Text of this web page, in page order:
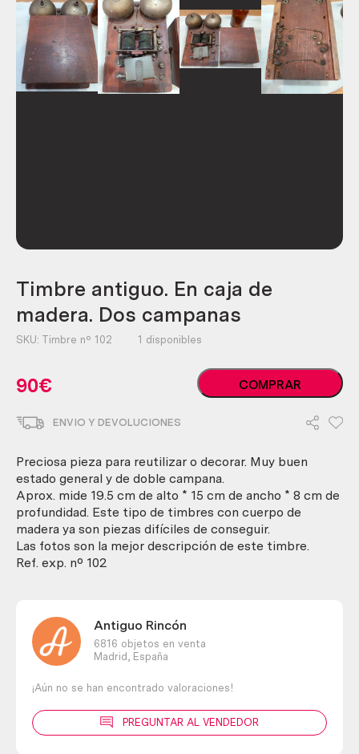
Timbre antiguo. En caja de
madera. Dos campanas
SKU: Timbre nº 102 1 disponibles
90€
Timbre
antiguo.
madera.
Dos
campanas
cantidad
COMPRAR
ENVIO Y DEVOLUCIONES
Preciosa pieza para reutilizar o decorar. Muy buen
estado general y de doble campana.
Aprox. mide 19.5 cm de alto * 15 cm de ancho * 8 cm de
profundidad. Este tipo de timbres con cuerpo de
madera ya son piezas difíciles de conseguir.
Las fotos son la mejor descripción de este timbre.
Ref. exp. nº 102
Antiguo Rincón
6816 objetos en venta
Madrid,
España
¡Aún no se han encontrado valoraciones!
PREGUNTAR AL VENDEDOR